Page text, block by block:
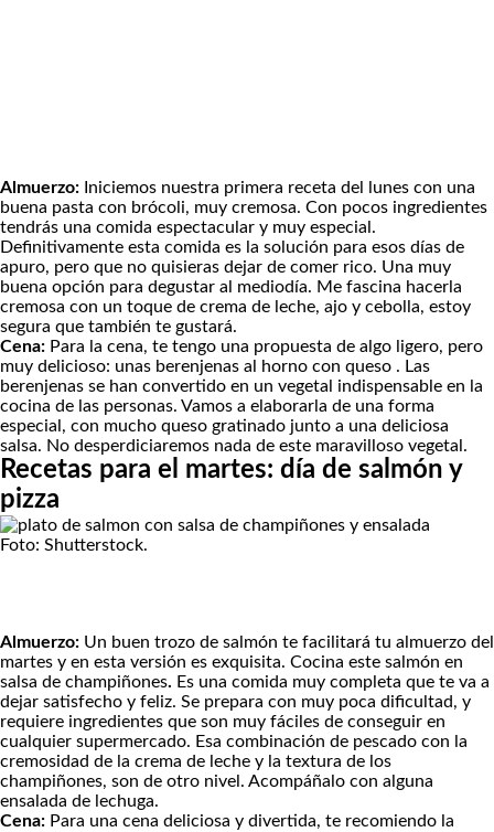
Almuerzo: Iniciemos nuestra primera receta del lunes con una
buena pasta con brócoli, muy cremosa. Con pocos ingredientes
tendrás una comida espectacular y muy especial.
Definitivamente esta comida es la solución para esos días de
apuro, pero que no quisieras dejar de comer rico. Una muy
buena opción para degustar al mediodía. Me fascina hacerla
cremosa con un toque de crema de leche, ajo y cebolla, estoy
segura que también te gustará.
Cena: Para la cena, te tengo una propuesta de algo ligero, pero
muy delicioso: unas berenjenas al horno con queso . Las
berenjenas se han convertido en un vegetal indispensable en la
cocina de las personas. Vamos a elaborarla de una forma
especial, con mucho queso gratinado junto a una deliciosa
salsa. No desperdiciaremos nada de este maravilloso vegetal.
Recetas para el martes: día de salmón y
pizza
Foto: Shutterstock.
Almuerzo: Un buen trozo de salmón te facilitará tu almuerzo del
martes y en esta versión es exquisita. Cocina este salmón en
salsa de champiñones. Es una comida muy completa que te va a
dejar satisfecho y feliz. Se prepara con muy poca dificultad, y
requiere ingredientes que son muy fáciles de conseguir en
cualquier supermercado. Esa combinación de pescado con la
cremosidad de la crema de leche y la textura de los
champiñones, son de otro nivel. Acompáñalo con alguna
ensalada de lechuga.
Cena: Para una cena deliciosa y divertida, te recomiendo la